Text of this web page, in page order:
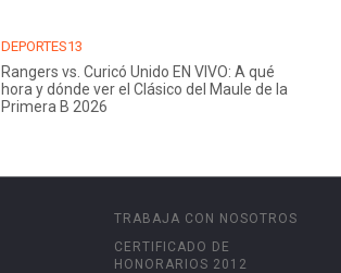
DEPORTES13
Rangers vs. Curicó Unido EN VIVO: A qué
hora y dónde ver el Clásico del Maule de la
Primera B 2026
TRABAJA CON NOSOTROS
CERTIFICADO DE
HONORARIOS 2012